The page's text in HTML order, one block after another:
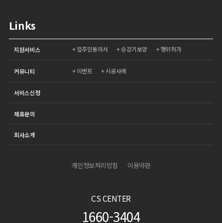
Links
지원서비스 입주민동의서 승강기보양 행위허가
커뮤니티 이벤트 시공사례
서비스신청
제휴문의
회사소개
개인정보처리방침 이용약관
CS CENTER
1660-3404